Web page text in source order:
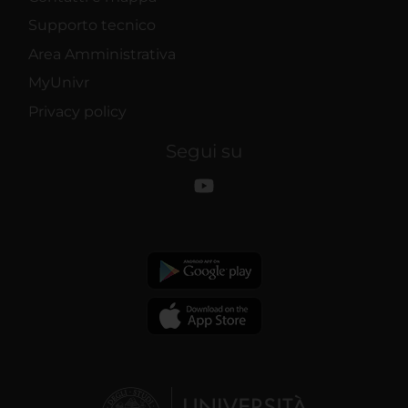
Supporto tecnico
Area Amministrativa
MyUnivr
Privacy policy
Segui su